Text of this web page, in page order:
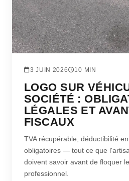
3 JUIN 2026 10 MIN
LOGO SUR
SOCIÉTÉ :
LÉGALES ET
FISCAUX
TVA récupérable, déductibilité
obligatoires — tout ce que
doivent savoir avant de floquer
professionnel.